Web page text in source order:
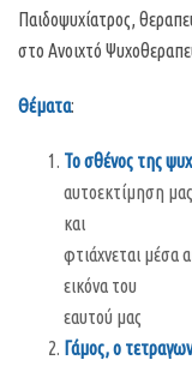
Παιδοψυχίατρος,
στο Ανοιχτό
Θέματα:
Το σθένος της
αυτοεκτίμηση
και
φτιάχνεται μέσα
εικόνα του
εαυτού μας
Γάμος, ο